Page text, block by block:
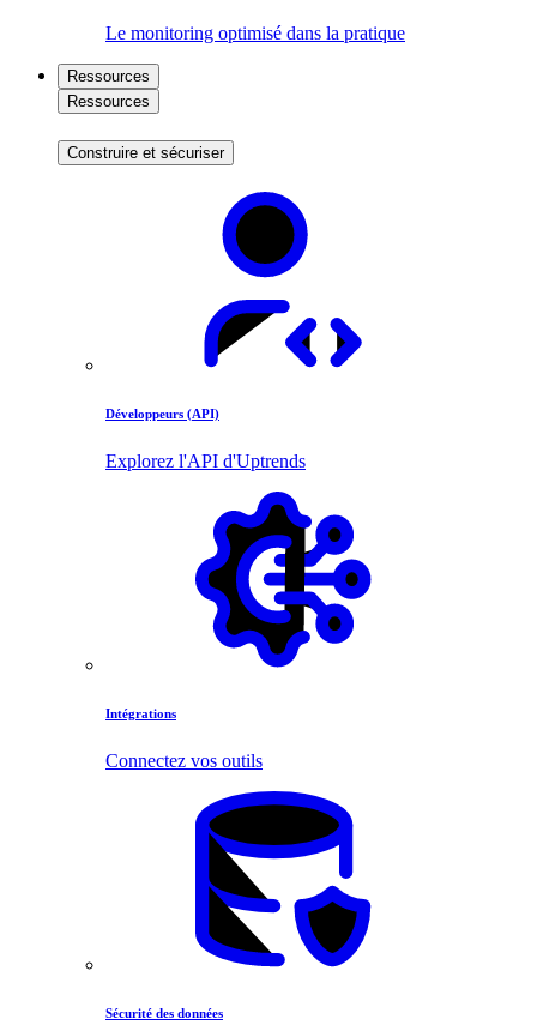
Le monitoring optimisé dans la pratique
Ressources
Ressources
Construire et sécuriser
Développeurs (API)
Explorez l'API d'Uptrends
Intégrations
Connectez vos outils
Sécurité des données